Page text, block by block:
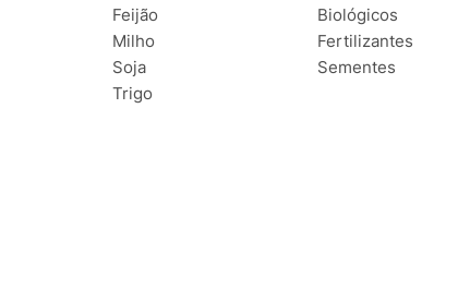
Feijão
Milho
Soja
Trigo
Biológicos
Fertilizantes
Sementes